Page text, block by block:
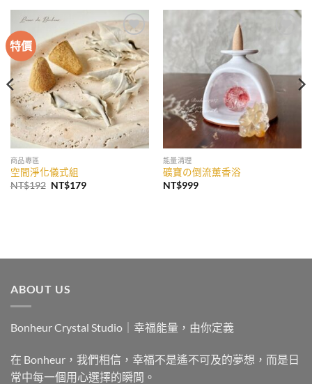
特價
加入
收藏
商品專區
空間淨化儀式組
NT$192 原
NT$179目
收藏
能量清理
礦寶の倒流薰香浴
NT$999
ABOUT US
Bonheur Crystal Studio｜幸福能量，由你定義
在 Bonheur，我們相信，幸福不是遙不可及的夢想，而是日
常中每一個用心選擇的瞬間。